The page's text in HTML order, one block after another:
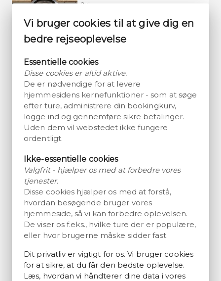
2 timer
4.5 200+ anmeldelser pr. person
Museum
Forskellige varigheder til rådighed
4.6 Vidunderligt
2350+ anmeldelser pr. person
Familiehygge
Adgangsbillet til Givskud Zoo –
4.7 Vidunderligt
20250+ anmeldelser
Museum Kolding – Christiansfeld
3 timer
4.4 Fremragende Fra 80 DKK
Museum
Indgangsbillet til Koldinghus i
Kolding
Vi bruger cookies til at give dig en
bedre rejseoplevelse
Essentielle cookies
Disse cookies er altid aktive.
De er nødvendige for at levere
hjemmesidens kernefunktioner - som at søge
efter ture, administrere din bookingkurv,
logge ind og gennemføre sikre betalinger.
Uden dem vil webstedet ikke fungere
ordentligt.
Ikke-essentielle cookies
Valgfrit - hjælper os med at forbedre vores
tjenester.
Disse cookies hjælper os med at forstå,
hvordan besøgende bruger vores
hjemmeside, så vi kan forbedre oplevelsen.
De viser os f.eks., hvilke ture der er populære,
eller hvor brugerne måske sidder fast.
Dit privatliv er vigtigt for os. Vi bruger cookies
for at sikre, at du får den bedste oplevelse.
Læs, hvordan vi håndterer dine data i vores